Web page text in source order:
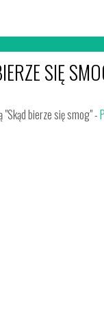
SIĘ
bierze się smog" -